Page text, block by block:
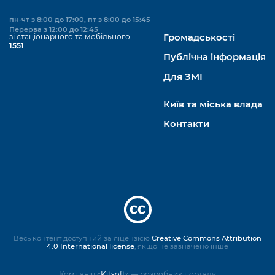
пн-чт з 8:00 до 17:00, пт з 8:00 до 15:45
Перерва з 12:00 до 12:45
зі стаціонарного та мобільного
1551
Громадськості
Публічна інформація
Для ЗМІ
Київ та міська влада
Контакти
Весь контент доступний за ліцензією Creative Commons Attribution
4.0 International license, якщо не зазначено інше